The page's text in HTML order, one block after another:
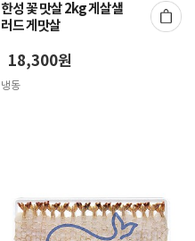
한성 꽃 맛살 2kg 게살샐
러드 게맛살
18,300원
냉동